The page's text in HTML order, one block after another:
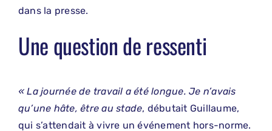
dans la presse.
Une question de ressenti
« La journée de travail a été longue. Je n’avais
qu’une hâte, être au stade, débutait Guillaume,
qui s’attendait à vivre un événement hors-norme.